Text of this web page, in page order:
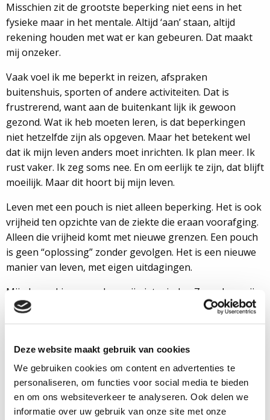
Deze website maakt gebruik van cookies
We gebruiken cookies om content en advertenties te
personaliseren, om functies voor social media te bieden
en om ons websiteverkeer te analyseren. Ook delen we
informatie over uw gebruik van onze site met onze
Misschien zit de grootste beperking niet eens in het
fysieke maar in het mentale. Altijd ‘aan’ staan, altijd
rekening houden met wat er kan gebeuren. Dat maakt
mij onzeker.
Vaak voel ik me beperkt in reizen, afspraken
buitenshuis, sporten of andere activiteiten. Dat is
frustrerend, want aan de buitenkant lijk ik gewoon
gezond. Wat ik heb moeten leren, is dat beperkingen
niet hetzelfde zijn als opgeven. Maar het betekent wel
dat ik mijn leven anders moet inrichten. Ik plan meer. Ik
rust vaker. Ik zeg soms nee. En om eerlijk te zijn, dat blijft
moeilijk. Maar dit hoort bij mijn leven.
Leven met een pouch is niet alleen beperking. Het is ook
vrijheid ten opzichte van de ziekte die eraan voorafging.
Alleen die vrijheid komt met nieuwe grenzen. Een pouch
is geen “oplossing” zonder gevolgen. Het is een nieuwe
manier van leven, met eigen uitdagingen.
Mijn beperkingen maken mij niet minder. Ze maken mijn
leven anders. En dat is iets waar ik elke dag opnieuw mijn
weg in vind.
Noot van de redactie: je vindt meer informatie over de
pouch op
onze website
Jantine (55) kreeg in 2007